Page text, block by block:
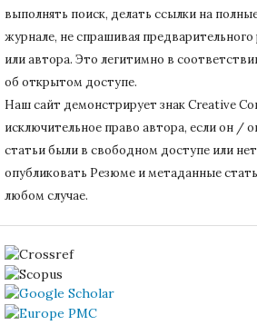
выполнять поиск, делать ссылки на
журнале, не спрашивая предварительного
или автора. Это легитимно в
об открытом доступе.
Наш сайт демонстрирует знак Creative
исключительное право автора, если он /
статьи были в свободном доступе или
опубликовать Резюме и метаданные
любом случае.